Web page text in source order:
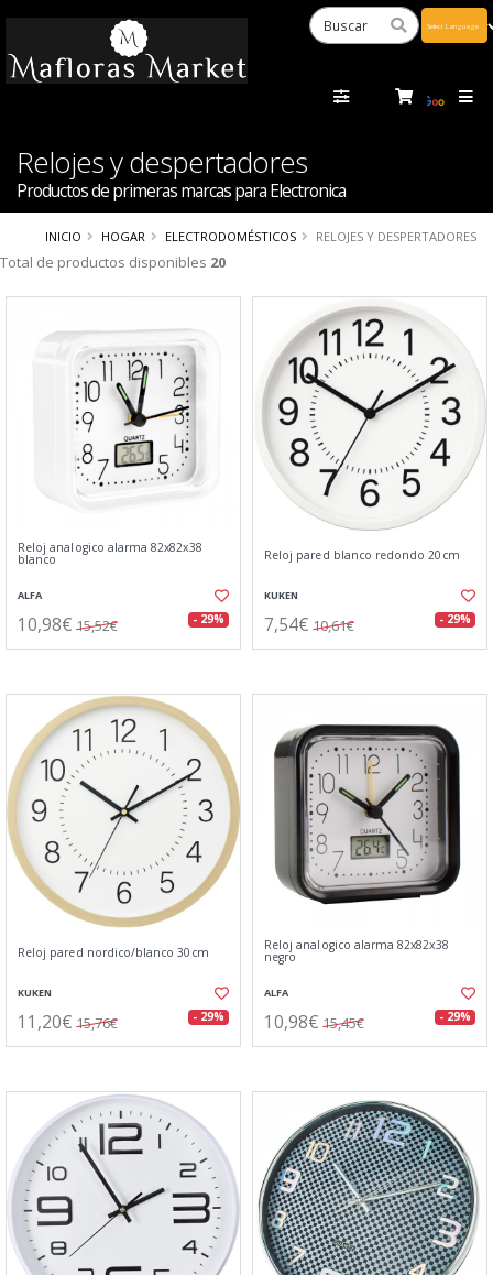
Relojes y despertadores
Productos de primeras marcas para Electronica
INICIO HOGAR ELECTRODOMÉSTICOS RELOJES Y DESPERTADORES
Total de productos disponibles 20
Reloj analogico alarma 82x82x38
blanco
ALFA
10,98€ 15,52€ - 29%
Reloj pared blanco redondo 20cm
KUKEN
7,54€ 10,61€ - 29%
Reloj pared nordico/blanco 30cm
KUKEN
11,20€ 15,76€ - 29%
Reloj analogico alarma 82x82x38
negro
ALFA
10,98€ 15,45€ - 29%